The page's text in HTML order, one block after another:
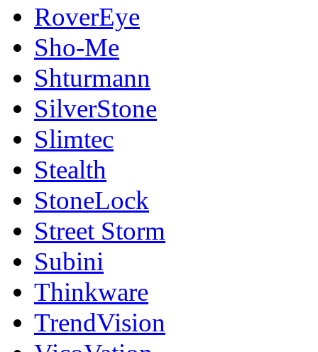
RoverEye
Sho-Me
Shturmann
SilverStone
Slimtec
Stealth
StoneLock
Street Storm
Subini
Thinkware
TrendVision